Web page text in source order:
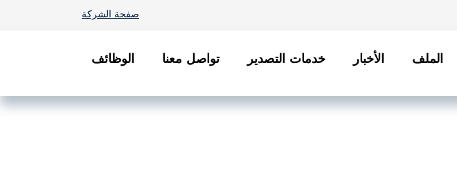
صفحة الشركة
الملف الأخبار خدمات التصدير تواصل معنا الوظائف